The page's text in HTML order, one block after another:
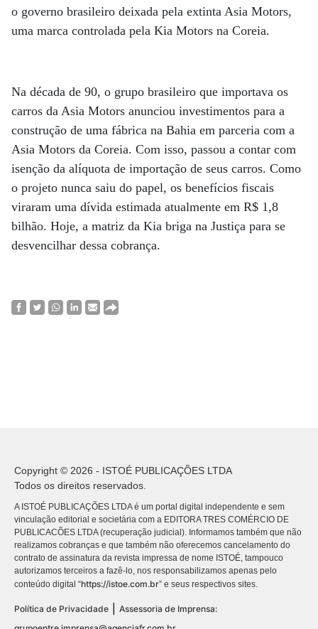
o governo brasileiro deixada pela extinta Asia Motors,
uma marca controlada pela Kia Motors na Coreia.
Na década de 90, o grupo brasileiro que importava os
carros da Asia Motors anunciou investimentos para a
construção de uma fábrica na Bahia em parceria com a
Asia Motors da Coreia. Com isso, passou a contar com
isenção da alíquota de importação de seus carros. Como
o projeto nunca saiu do papel, os benefícios fiscais
viraram uma dívida estimada atualmente em R$ 1,8
bilhão. Hoje, a matriz da Kia briga na Justiça para se
desvencilhar dessa cobrança.
Copyright © 2026 - ISTOÉ PUBLICAÇÕES LTDA
Todos os direitos reservados.
A ISTOÉ PUBLICAÇÕES LTDA é um portal digital independente e sem
vinculação editorial e societária com a EDITORA TRES COMÉRCIO DE
PUBLICACÕES LTDA (recuperação judicial). Informamos também que não
realizamos cobranças e que também não oferecemos cancelamento do
contrato de assinatura da revista impressa de nome ISTOÉ, tampouco
autorizamos terceiros a fazê-lo, nos responsabilizamos apenas pelo
conteúdo digital “https://istoe.com.br” e seus respectivos sites.
Política de Privacidade | Assessoria de Imprensa: